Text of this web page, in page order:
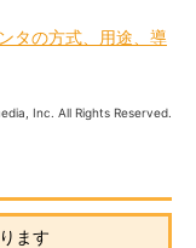
タの方式、用途、導
Inc. All Rights Reserved.
ます